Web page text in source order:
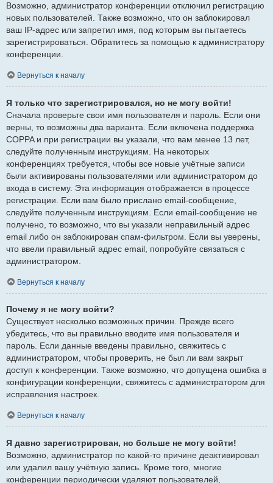
Возможно, администратор конференции отключил регистрацию
новых пользователей. Также возможно, что он заблокировал
ваш IP-адрес или запретил имя, под которым вы пытаетесь
зарегистрироваться. Обратитесь за помощью к администратору
конференции.
Вернуться к началу
Я только что зарегистрировался, но не могу войти!
Сначала проверьте свои имя пользователя и пароль. Если они
верны, то возможны два варианта. Если включена поддержка
COPPA и при регистрации вы указали, что вам менее 13 лет,
следуйте полученным инструкциям. На некоторых
конференциях требуется, чтобы все новые учётные записи
были активированы пользователями или администратором до
входа в систему. Эта информация отображается в процессе
регистрации. Если вам было прислано email-сообщение,
следуйте полученным инструкциям. Если email-сообщение не
получено, то возможно, что вы указали неправильный адрес
email либо он заблокирован спам-фильтром. Если вы уверены,
что ввели правильный адрес email, попробуйте связаться с
администратором.
Вернуться к началу
Почему я не могу войти?
Существует несколько возможных причин. Прежде всего
убедитесь, что вы правильно вводите имя пользователя и
пароль. Если данные введены правильно, свяжитесь с
администратором, чтобы проверить, не был ли вам закрыт
доступ к конференции. Также возможно, что допущена ошибка в
конфигурации конференции, свяжитесь с администратором для
исправления настроек.
Вернуться к началу
Я давно зарегистрирован, но больше не могу войти!
Возможно, администратор по какой-то причине деактивировал
или удалил вашу учётную запись. Кроме того, многие
конференции периодически удаляют пользователей,